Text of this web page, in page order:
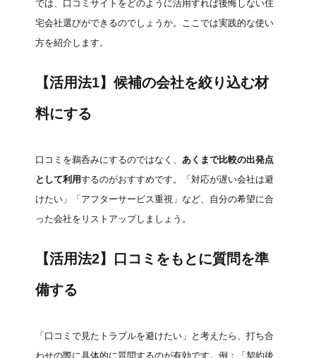
では、口コミサイトをどのように活用すれば後悔しない住
宅会社選びができるのでしょうか。ここでは実践的な使い
方を紹介します。
【活用法1】候補の会社を絞り込む材
料にする
口コミを鵜呑みにするのではなく、 あくまで比較の出発点
として利用するのがおすすめです。「対応が遅い会社は避
けたい」「アフターサービス重視」など、自分の希望に合
った会社をリストアップしましょう。
【活用法2】口コミをもとに質問を準
備する
「口コミで見たトラブルを避けたい」と考えたら、打ち合
わせの際に具体的に質問するのが有効です。例：「契約後